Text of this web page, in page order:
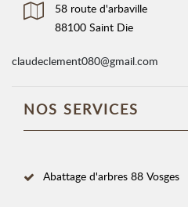
58 route d'arbaville
88100 Saint Die
claudeclement080@gmail.com
NOS SERVICES
Abattage d'arbres 88 Vosges